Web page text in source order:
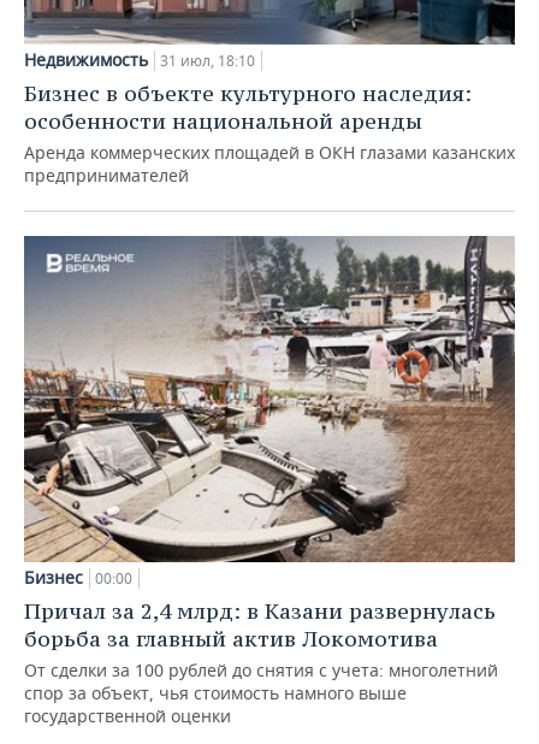
Недвижимость 31 июл, 18:10
Бизнес в объекте культурного наследия:
особенности национальной аренды
Аренда коммерческих площадей в ОКН глазами казанских
предпринимателей
Бизнес 00:00
Причал за 2,4 млрд: в Казани развернулась
борьба за главный актив Локомотива
От сделки за 100 рублей до снятия с учета: многолетний
спор за объект, чья стоимость намного выше
государственной оценки